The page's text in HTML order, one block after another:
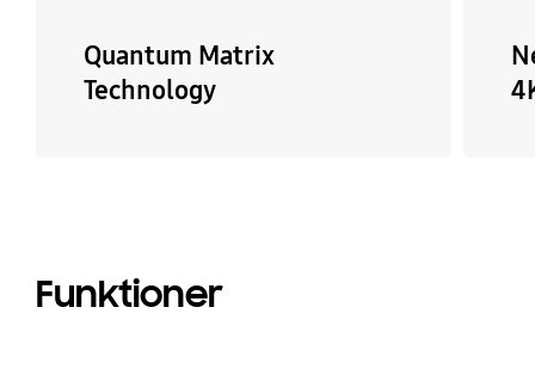
Quantum Matrix
Technology
Funktioner